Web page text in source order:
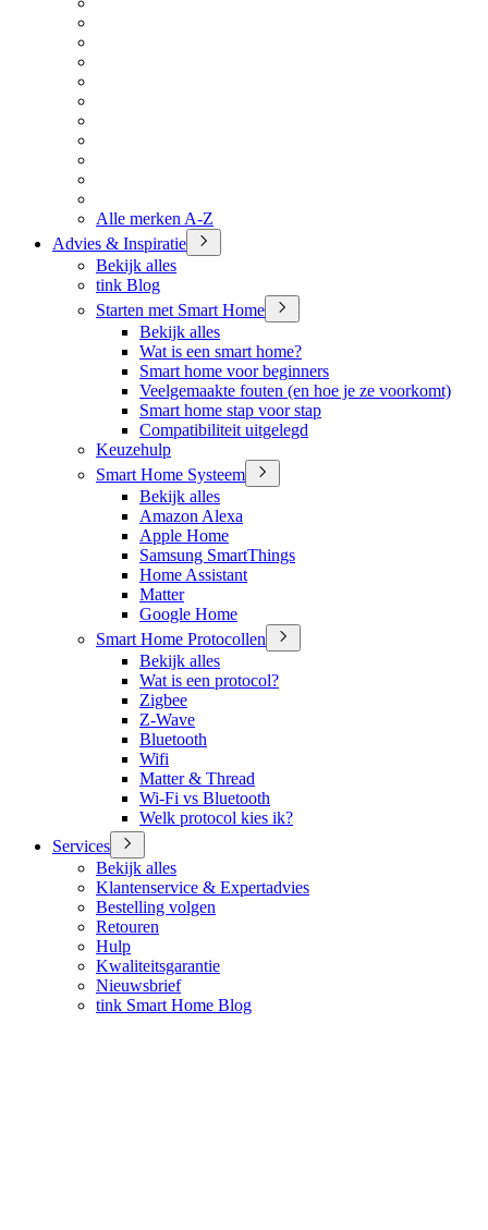
Alle merken A-Z
Advies & Inspiratie
Bekijk alles
tink Blog
Starten met Smart Home
Bekijk alles
Wat is een smart home?
Smart home voor beginners
Veelgemaakte fouten (en hoe je ze voorkomt)
Smart home stap voor stap
Compatibiliteit uitgelegd
Keuzehulp
Smart Home Systeem
Bekijk alles
Amazon Alexa
Apple Home
Samsung SmartThings
Home Assistant
Matter
Google Home
Smart Home Protocollen
Bekijk alles
Wat is een protocol?
Zigbee
Z-Wave
Bluetooth
Wifi
Matter & Thread
Wi-Fi vs Bluetooth
Welk protocol kies ik?
Services
Bekijk alles
Klantenservice & Expertadvies
Bestelling volgen
Retouren
Hulp
Kwaliteitsgarantie
Nieuwsbrief
tink Smart Home Blog